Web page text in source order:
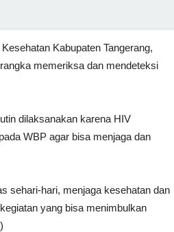
Kabupaten Tangerang,
memeriksa dan mendeteksi
dilaksanakan karena HIV
WBP agar bisa menjaga dan
sehari-hari, menjaga kesehatan dan
yang bisa menimbulkan